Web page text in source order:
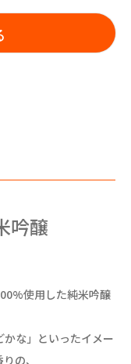
吟醸
使用した純米吟醸
な」といったイメー
の、